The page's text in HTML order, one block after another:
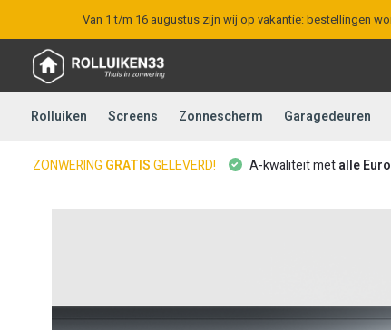
Van 1 t/m 16 augustus zijn wij op vakantie: bestellingen
Rolluiken Screens Zonnescherm Garagedeuren
ZONWERING GRATISGELEVERD! A-kwaliteit metalle